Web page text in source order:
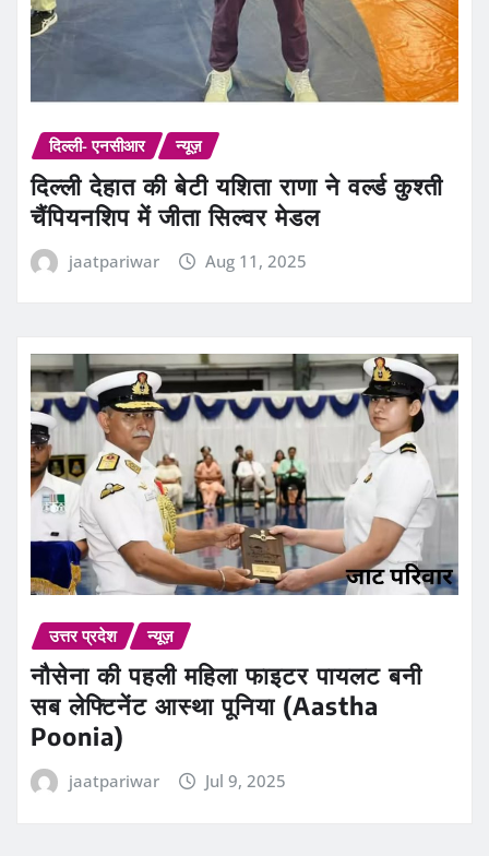
दिल्ली- एनसीआर न्यूज़
दिल्ली देहात की बेटी यशिता राणा ने वर्ल्ड कुश्ती
चैंपियनशिप में जीता सिल्वर मेडल
jaatpariwar Aug 11, 2025
उत्तर प्रदेश न्यूज़
नौसेना की पहली महिला फाइटर पायलट बनी
सब लेफ्टिनेंट आस्था पूनिया (Aastha
Poonia)
jaatpariwar Jul 9, 2025